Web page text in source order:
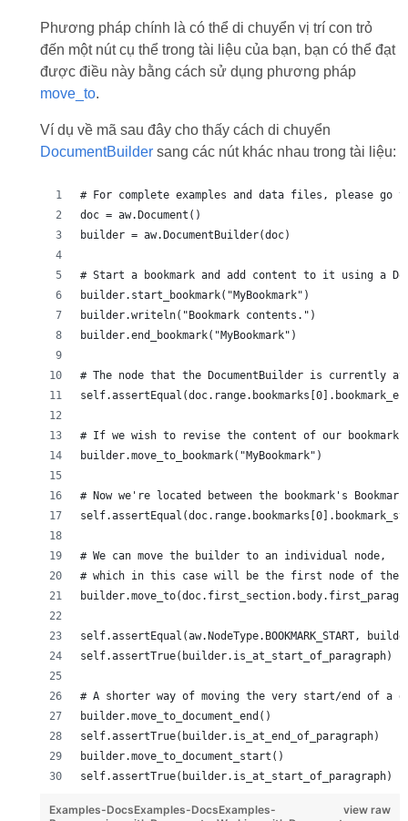
Phương pháp chính là có thể di chuyển vị trí con trỏ
đến một nút cụ thể trong tài liệu của bạn, bạn có thể đạt
được điều này bằng cách sử dụng phương pháp
move_to.
Ví dụ về mã sau đây cho thấy cách di chuyển
DocumentBuildersang các nút khác nhau trong tài liệu:
# For complete examples and data files, please go
doc = aw.Document()
builder = aw.DocumentBuilder(doc)
# Start a bookmark and add content to it using a
builder.start_bookmark("MyBookmark")
builder.writeln("Bookmark contents.")
builder.end_bookmark("MyBookmark")
# The node that the DocumentBuilder is currently
# If we wish to revise the content of our
builder.move_to_bookmark("MyBookmark")
# Now we're located between the bookmark's
# We can move the builder to an individual node,
# which in this case will be the first node of
self.assertEqual(aw.NodeType.BOOKMARK_START,
self.assertTrue(builder.is_at_start_of_paragraph)
# A shorter way of moving the very start/end of a
builder.move_to_document_end()
self.assertTrue(builder.is_at_end_of_paragraph)
builder.move_to_document_start()
self.assertTrue(builder.is_at_start_of_paragraph)
view raw
Examples-DocsExamples-DocsExamples-